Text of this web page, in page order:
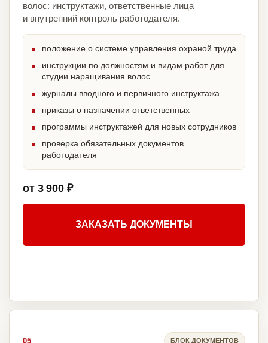
волос: инструктажи, ответственные лица
и внутренний контроль работодателя.
положение о системе управления охраной труда
инструкции по должностям и видам работ для
студии наращивания волос
журналы вводного и первичного инструктажа
приказы о назначении ответственных
программы инструктажей для новых сотрудников
проверка обязательных документов
работодателя
от 3 900 ₽
ЗАКАЗАТЬ ДОКУМЕНТЫ
05 БЛОК ДОКУМЕНТОВ